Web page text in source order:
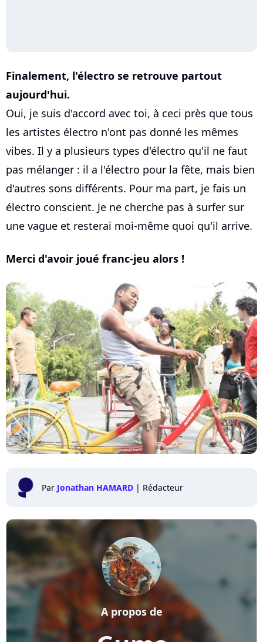
Finalement, l'électro se retrouve partout
aujourd'hui.
Oui, je suis d'accord avec toi, à ceci près que tous
les artistes électro n'ont pas donné les mêmes
vibes. Il y a plusieurs types d'électro qu'il ne faut
pas mélanger : il a l'électro pour la fête, mais bien
d'autres sons différents. Pour ma part, je fais un
électro conscient. Je ne cherche pas à surfer sur
une vague et resterai moi-même quoi qu'il arrive.
Merci d'avoir joué franc-jeu alors !
Par Jonathan HAMARD | Rédacteur
A propos de